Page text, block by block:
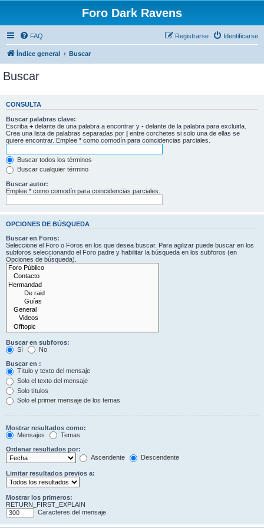
Foro Dark Ravens
FAQ Identificarse
Registrarse
Índice general Buscar
Buscar
CONSULTA
Buscar palabras clave:
Escriba + delante de una palabra a encontrar y - delante de la palabra para excluirla.
Crea una lista de palabras separadas por | entre corchetes si solo una de ellas se
quiere encontrar. Emplee * como comodín para coincidencias parciales.
Buscar todos los términos
Buscar cualquier término
Buscar autor:
Emplee * como comodín para coincidencias parciales.
OPCIONES DE BÚSQUEDA
Buscar en Foros:
Seleccione el Foro o Foros en los que desea buscar. Para agilizar puede buscar en los
subforos seleccionando el Foro padre y habilitar la búsqueda en los subforos (en
Opciones de búsqueda).
Buscar en subforos:
Sí
No
Buscar en :
Título y texto del mensaje
Solo el texto del mensaje
Solo títulos
Solo el primer mensaje de los temas
Mostrar resultados como:
Mensajes
Temas
Ordenar resultados por:
Ascendente
Descendente
Limitar resultados previos a:
Mostrar los primeros:
RETURN_FIRST_EXPLAIN
Caracteres del mensaje